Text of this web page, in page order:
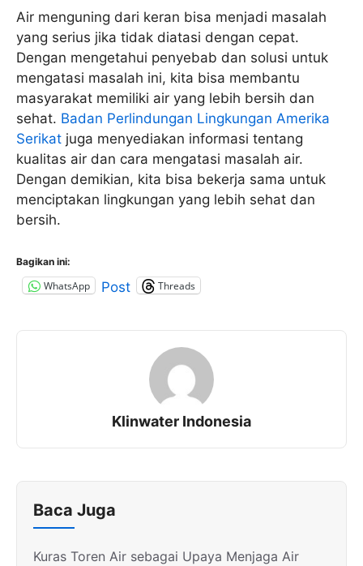
Air menguning dari keran bisa menjadi masalah
yang serius jika tidak diatasi dengan cepat.
Dengan mengetahui penyebab dan solusi untuk
mengatasi masalah ini, kita bisa membantu
masyarakat memiliki air yang lebih bersih dan
sehat. Badan Perlindungan Lingkungan Amerika
Serikat juga menyediakan informasi tentang
kualitas air dan cara mengatasi masalah air.
Dengan demikian, kita bisa bekerja sama untuk
menciptakan lingkungan yang lebih sehat dan
bersih.
Bagikan ini:
WhatsApp Post Threads
Klinwater Indonesia
Baca Juga
Kuras Toren Air sebagai Upaya Menjaga Air